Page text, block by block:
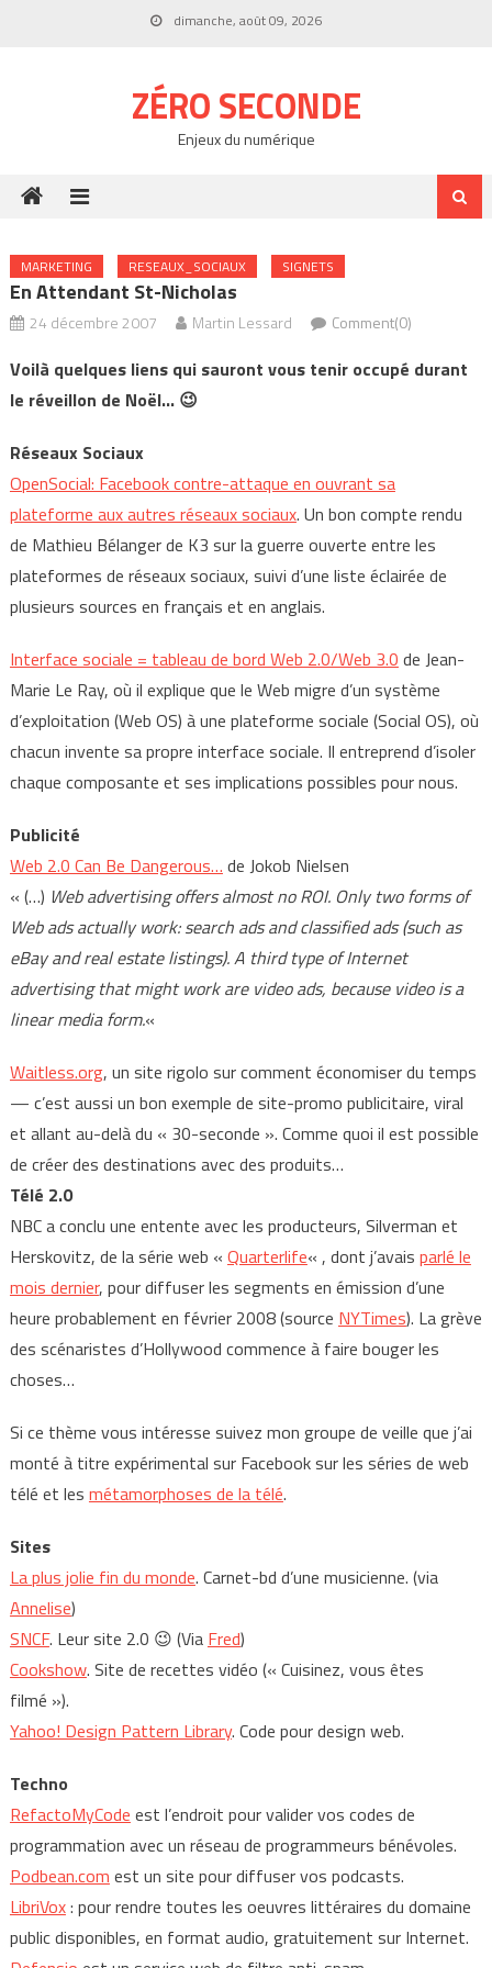
dimanche, août 09, 2026
ZÉRO SECONDE
Enjeux du numérique
MARKETING RESEAUX_SOCIAUX SIGNETS
En Attendant St-Nicholas
24 décembre 2007 Martin Lessard Comment(0)
Voilà quelques liens qui sauront vous tenir occupé durant
le réveillon de Noël… 😉
Réseaux Sociaux
OpenSocial: Facebook contre-attaque en ouvrant sa
plateforme aux autres réseaux sociaux. Un bon compte rendu
de Mathieu Bélanger de K3 sur la guerre ouverte entre les
plateformes de réseaux sociaux, suivi d’une liste éclairée de
plusieurs sources en français et en anglais.
Interface sociale = tableau de bord Web 2.0/Web 3.0 de Jean-
Marie Le Ray, où il explique que le Web migre d’un système
d’exploitation (Web OS) à une plateforme sociale (Social OS), où
chacun invente sa propre interface sociale. Il entreprend d’isoler
chaque composante et ses implications possibles pour nous.
Publicité
Web 2.0 Can Be Dangerous… de Jokob Nielsen
« (…) Web advertising offers almost no ROI. Only two forms of
Web ads actually work: search ads and classified ads (such as
eBay and real estate listings). A third type of Internet
advertising that might work are video ads, because video is a
linear media form.«
Waitless.org, un site rigolo sur comment économiser du temps
— c’est aussi un bon exemple de site-promo publicitaire, viral
et allant au-delà du « 30-seconde ». Comme quoi il est possible
de créer des destinations avec des produits…
Télé 2.0
NBC a conclu une entente avec les producteurs, Silverman et
Herskovitz, de la série web « Quarterlife« , dont j’avais parlé le
mois dernier, pour diffuser les segments en émission d’une
heure probablement en février 2008 (source NYTimes). La grève
des scénaristes d’Hollywood commence à faire bouger les
choses…
Si ce thème vous intéresse suivez mon groupe de veille que j’ai
monté à titre expérimental sur Facebook sur les séries de web
télé et les métamorphoses de la télé.
Sites
La plus jolie fin du monde. Carnet-bd d’une musicienne. (via
Annelise)
SNCF. Leur site 2.0 😉 (Via Fred)
Cookshow. Site de recettes vidéo (« Cuisinez, vous êtes
filmé »).
Yahoo! Design Pattern Library. Code pour design web.
Techno
RefactoMyCode est l’endroit pour valider vos codes de
programmation avec un réseau de programmeurs bénévoles.
Podbean.com est un site pour diffuser vos podcasts.
LibriVox: pour rendre toutes les oeuvres littéraires du domaine
public disponibles, en format audio, gratuitement sur Internet.